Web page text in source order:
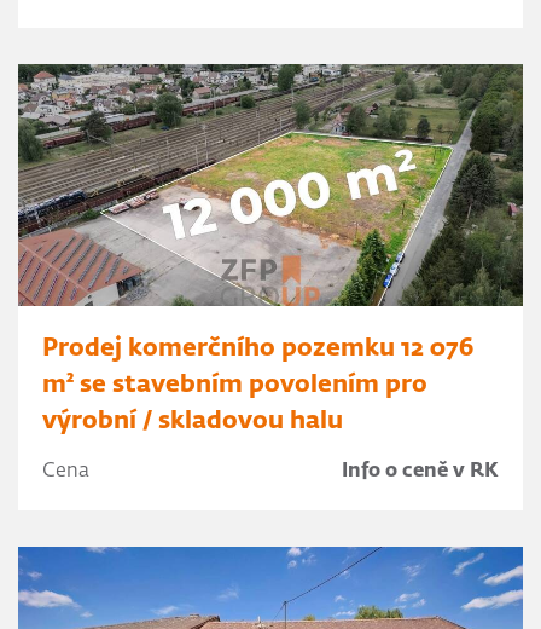
Prodej komerčního pozemku 12 076
m² se stavebním povolením pro
výrobní / skladovou halu
Cena Info o ceně v RK